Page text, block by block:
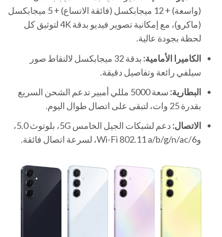
(واسعة) + 12 ميجابكسل (فائقة الاتساع) + 5 ميجابكسل
(ماكرو)، مع إمكانية تصوير فيديو بدقة 4K لتوثيق كل
لحظة بجودة عالية.
الكاميرا الأمامية:
بدقة 32 ميجابكسل لالتقاط صور
سيلفي رائعة وتفاصيل دقيقة.
البطارية:
سعة 5000 مللي أمبير تدعم الشحن السريع
بقدرة 25 وات، لتبقى على اتصال طوال اليوم.
الاتصال:
دعم لشبكات الجيل الخامس 5G، بلوتوث 5.0،
وWi-Fi 802.11 a/b/g/n/ac/6، لسرعة اتصال فائقة.